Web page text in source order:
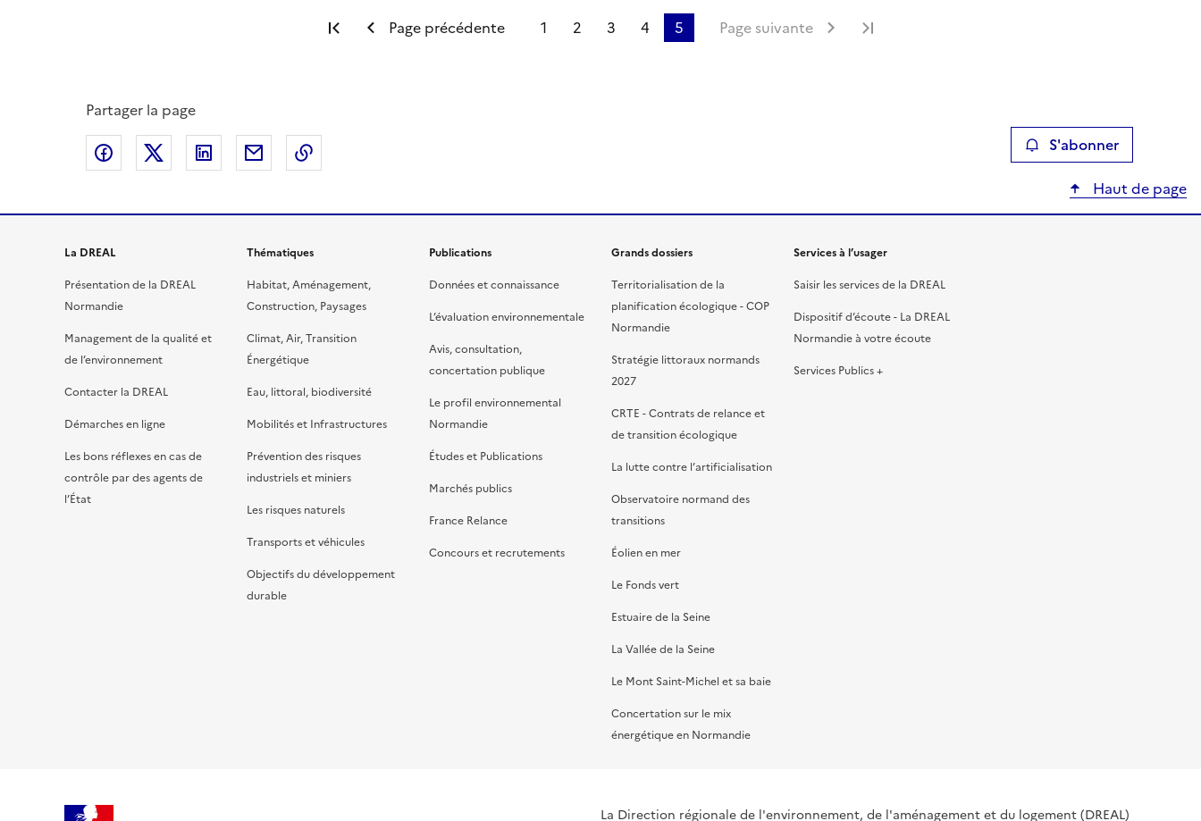
Première page
Page précédente 1 2 3 4 5 Page suivante
Partager la page
Partager sur Facebook
Partager sur XPartager sur LinkedIn
Partager par email S'abonner
Haut de page
La DREAL
Présentation de la DREAL
Normandie
Management de la qualité et
de l’environnement
Contacter la DREAL
Démarches en ligne
Les bons réflexes en cas de
contrôle par des agents de
l’État
Thématiques
Habitat, Aménagement,
Construction, Paysages
Climat, Air, Transition
Énergétique
Eau, littoral, biodiversité
Mobilités et Infrastructures
Prévention des risques
industriels et miniers
Les risques naturels
Transports et véhicules
Objectifs du développement
durable
Publications
Données et connaissance
L’évaluation environnementale
Avis, consultation,
concertation publique
Le profil environnemental
Normandie
Études et Publications
Marchés publics
France Relance
Concours et recrutements
Grands dossiers
Territorialisation de la
planification écologique - COP
Normandie
Stratégie littoraux normands
2027
CRTE - Contrats de relance et
de transition écologique
La lutte contre l’artificialisation
Observatoire normand des
transitions
Éolien en mer
Le Fonds vert
Estuaire de la Seine
La Vallée de la Seine
Le Mont Saint-Michel et sa baie
Concertation sur le mix
énergétique en Normandie
Services à l’usager
Saisir les services de la DREAL
Dispositif d’écoute - La DREAL
Normandie à votre écoute
Services Publics +
La Direction régionale de l'environnement, de l'aménagement et du logement (DREAL)